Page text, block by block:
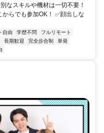
なスキルや機材は一切不要！
らでも参加OK！ ✅顔出しな
自由 学歴不問
フルリモート
長期歓迎 完全歩合制
単発